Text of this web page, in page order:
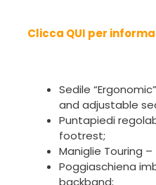
Clicca QUI per
Sedile
and adjustable
Puntapiedi
footrest;
Maniglie Touring
Poggiaschiena
backband;